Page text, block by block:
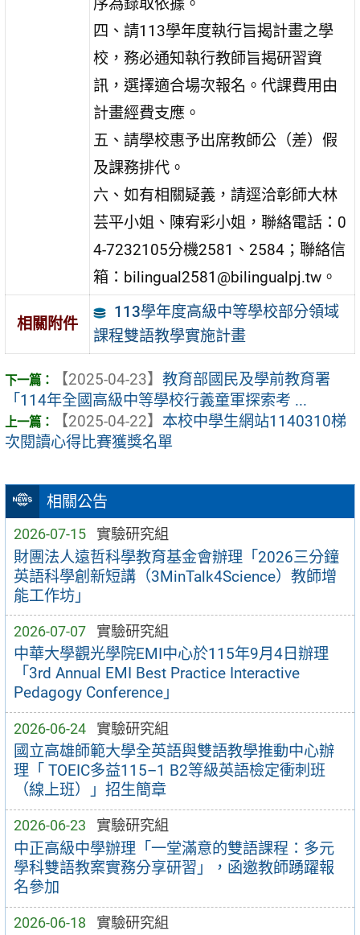
相關公告
2026-07-15 實驗研究組
財團法人遠哲科學教育基金會辦理「2026三分鐘
英語科學創新短講（3MinTalk4Science）教師增
能工作坊」
2026-07-07 實驗研究組
中華大學觀光學院EMI中心於115年9月4日辦理
「3rd Annual EMI Best Practice Interactive
Pedagogy Conference」
2026-06-24 實驗研究組
國立高雄師範大學全英語與雙語教學推動中心辦
理「 TOEIC多益115–1 B2等級英語檢定衝刺班
（線上班）」招生簡章
2026-06-23 實驗研究組
中正高級中學辦理「一堂滿意的雙語課程：多元
學科雙語教案實務分享研習」，函邀教師踴躍報
名參加
2026-06-18 實驗研究組
序為錄取依據。
四、請113學年度執行旨揭計畫之學
校，務必通知執行教師旨揭研習資
訊，選擇適合場次報名。代課費用由
計畫經費支應。
五、請學校惠予出席教師公（差）假
及課務排代。
六、如有相關疑義，請逕洽彰師大林
芸平小姐、陳宥彩小姐，聯絡電話：0
4-7232105分機2581、2584；聯絡信
箱：bilingual2581@bilingualpj.tw。
相關附件
113學年度高級中等學校部分領域
課程雙語教學實施計畫
【2025-04-23】 教育部國民及學前教育署
「114年全國高級中等學校行義童軍探索考 ...
【2025-04-22】 本校中學生網站1140310梯
次閱讀心得比賽獲獎名單